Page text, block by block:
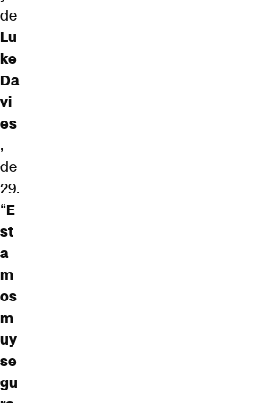
de
Lu
ke
Da
vi
es
,
de
29.
“E
st
a
m
os
m
uy
se
gu